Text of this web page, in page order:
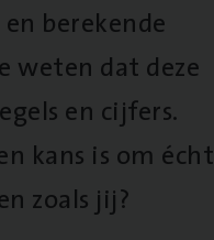
berekende
weten dat deze
en cijfers.
kans is om écht
zoals jij?